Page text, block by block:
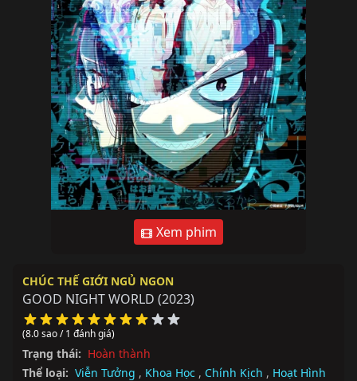
Xem phim
CHÚC THẾ GIỚI NGỦ NGON
GOOD NIGHT WORLD (2023)
(8.0 sao / 1 đánh giá)
Trạng thái: Hoàn thành
Thể loại: Viễn Tưởng , Khoa Học , Chính Kịch , Hoạt Hình